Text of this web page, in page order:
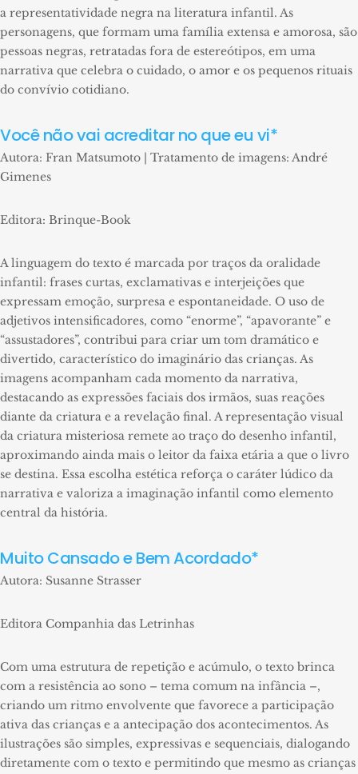
a representatividade negra na literatura infantil. As
personagens, que formam uma família extensa e amorosa, são
pessoas negras, retratadas fora de estereótipos, em uma
narrativa que celebra o cuidado, o amor e os pequenos rituais
do convívio cotidiano.
Você não vai acreditar no que eu vi*
Autora: Fran Matsumoto | Tratamento de imagens: André
Gimenes
Editora: Brinque-Book
A linguagem do texto é marcada por traços da oralidade
infantil: frases curtas, exclamativas e interjeições que
expressam emoção, surpresa e espontaneidade. O uso de
adjetivos intensificadores, como “enorme”, “apavorante” e
“assustadores”, contribui para criar um tom dramático e
divertido, característico do imaginário das crianças. As
imagens acompanham cada momento da narrativa,
destacando as expressões faciais dos irmãos, suas reações
diante da criatura e a revelação final. A representação visual
da criatura misteriosa remete ao traço do desenho infantil,
aproximando ainda mais o leitor da faixa etária a que o livro
se destina. Essa escolha estética reforça o caráter lúdico da
narrativa e valoriza a imaginação infantil como elemento
central da história.
Muito Cansado e Bem Acordado*
Autora: Susanne Strasser
Editora Companhia das Letrinhas
Com uma estrutura de repetição e acúmulo, o texto brinca
com a resistência ao sono – tema comum na infância –,
criando um ritmo envolvente que favorece a participação
ativa das crianças e a antecipação dos acontecimentos. As
ilustrações são simples, expressivas e sequenciais, dialogando
diretamente com o texto e permitindo que mesmo as crianças